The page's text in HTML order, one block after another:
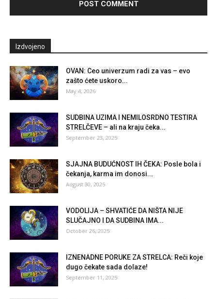
Izdvojeno
OVAN: Ceo univerzum radi za vas – evo
zašto ćete uskoro...
May 4, 2026
SUDBINA UZIMA I NEMILOSRDNO TESTIRA
STRELČEVE – ali na kraju čeka...
September 23, 2025
SJAJNA BUDUĆNOST IH ČEKA: Posle bola i
čekanja, karma im donosi...
August 30, 2025
VODOLIJA – SHVATIĆE DA NIŠTA NIJE
SLUČAJNO I DA SUDBINA IMA...
October 26, 2025
IZNENADNE PORUKE ZA STRELCA: Reči koje
dugo čekate sada dolaze!
September 11, 2025